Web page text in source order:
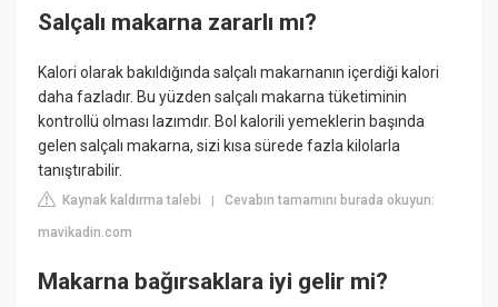
Salçalı makarna zararlı mı?
Kalori olarak bakıldığında salçalı makarnanın içerdiği kalori
daha fazladır. Bu yüzden salçalı makarna tüketiminin
kontrollü olması lazımdır. Bol kalorili yemeklerin başında
gelen salçalı makarna, sizi kısa sürede fazla kilolarla
tanıştırabilir.
Kaynak kaldırma talebi |Cevabın tamamını burada okuyun:
mavikadin.com
Makarna bağırsaklara iyi gelir mi?